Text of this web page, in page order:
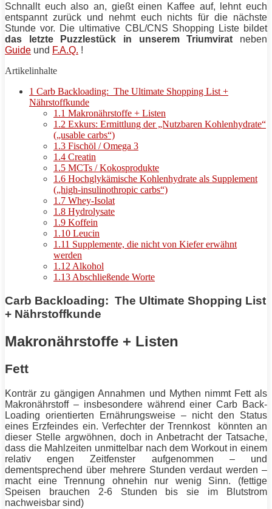
Schnallt euch also an, gießt einen Kaffee auf, lehnt euch
entspannt zurück und nehmt euch nichts für die nächste
Stunde vor. Die ultimative CBL/CNS Shopping Liste bildet
das letzte Puzzlestück in unserem Triumvirat neben
Guide und F.A.Q. !
Artikelinhalte
1 Carb Backloading: The Ultimate Shopping List +
Nährstoffkunde
1.1 Makronährstoffe + Listen
1.2 Exkurs: Ermittlung der „Nutzbaren Kohlenhydrate“
(„usable carbs“)
1.3 Fischöl / Omega 3
1.4 Creatin
1.5 MCTs / Kokosprodukte
1.6 Hochglykämische Kohlenhydrate als Supplement
(„high-insulinothropic carbs“)
1.7 Whey-Isolat
1.8 Hydrolysate
1.9 Koffein
1.10 Leucin
1.11 Supplemente, die nicht von Kiefer erwähnt
werden
1.12 Alkohol
1.13 Abschließende Worte
Carb Backloading: The Ultimate Shopping List
+ Nährstoffkunde
Makronährstoffe + Listen
Fett
Konträr zu gängigen Annahmen und Mythen nimmt Fettals
Makronährstoff – insbesondere während einer Carb Back-
Loading orientierten Ernährungsweise – nicht den Status
eines Erzfeindes ein. Verfechter der Trennkost könnten an
dieser Stelle argwöhnen, doch in Anbetracht der Tatsache,
dass die Mahlzeiten unmittelbar nach dem Workout in einem
relativ engen Zeitfenster aufgenommen – und
dementsprechend über mehrere Stunden verdaut werden –
macht eine Trennung ohnehin nur wenig Sinn. (fettige
Speisen brauchen 2-6 Stunden bis sie im Blutstrom
nachweisbar sind)